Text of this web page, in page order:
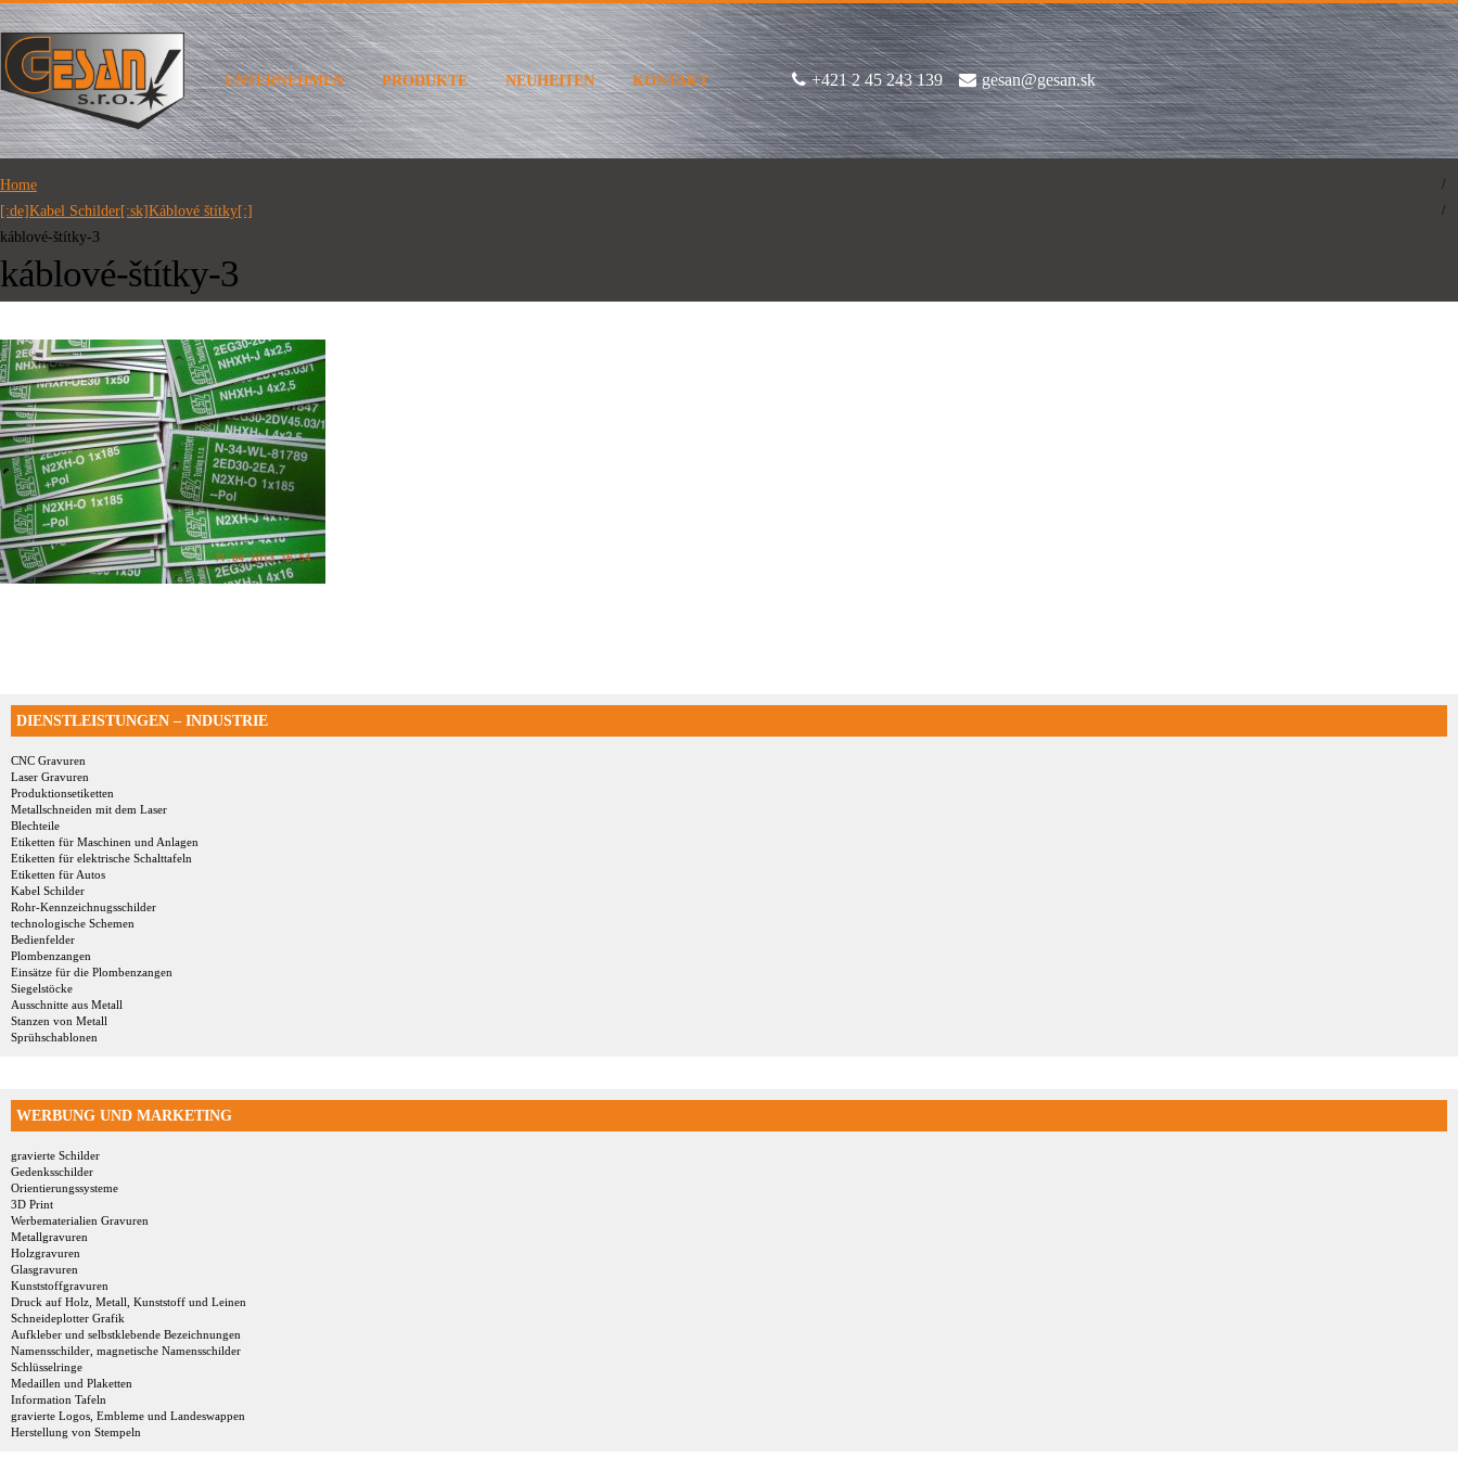
UNTERNEHMEN PRODUKTE NEUHEITEN KONTAKT +421 2 45 243 139 gesan@gesan.sk
Home
[:de]Kabel Schilder[:sk]Káblové štítky[:]
káblové-štítky-3
káblové-štítky-3
DIENSTLEISTUNGEN – INDUSTRIE
CNC Gravuren
Laser Gravuren
Produktionsetiketten
Metallschneiden mit dem Laser
Blechteile
Etiketten für Maschinen und Anlagen
Etiketten für elektrische Schalttafeln
Etiketten für Autos
Kabel Schilder
Rohr-Kennzeichnugsschilder
technologische Schemen
Bedienfelder
Plombenzangen
Einsätze für die Plombenzangen
Siegelstöcke
Ausschnitte aus Metall
Stanzen von Metall
Sprühschablonen
WERBUNG UND MARKETING
gravierte Schilder
Gedenksschilder
Orientierungssysteme
3D Print
Werbematerialien Gravuren
Metallgravuren
Holzgravuren
Glasgravuren
Kunststoffgravuren
Druck auf Holz, Metall, Kunststoff und Leinen
Schneideplotter Grafik
Aufkleber und selbstklebende Bezeichnungen
Namensschilder, magnetische Namensschilder
Schlüsselringe
Medaillen und Plaketten
Information Tafeln
gravierte Logos, Embleme und Landeswappen
Herstellung von Stempeln